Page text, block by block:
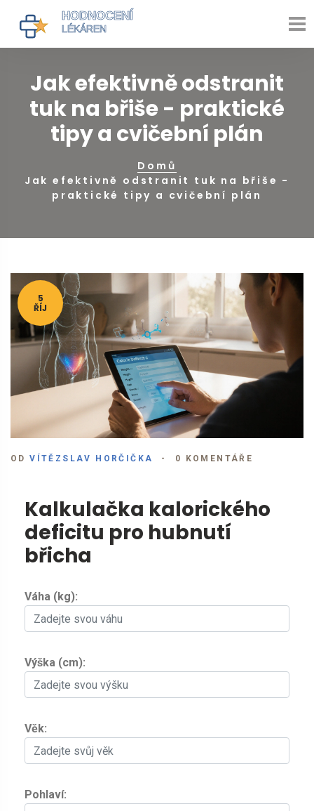
Jak efektivně odstranit
tuk na břiše - praktické
tipy a cvičební plán
Domů
Jak efektivně odstranit tuk na břiše -
praktické tipy a cvičební plán
5
ŘÍJ
ODVÍTĚZSLAV HORČIČKA 0 KOMENTÁŘE
Kalkulačka kalorického
deficitu pro hubnutí
břicha
Váha (kg):
Výška (cm):
Věk:
Pohlaví: